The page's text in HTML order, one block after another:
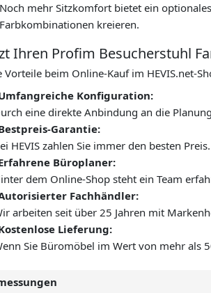
Noch mehr Sitzkomfort bietet ein
Farbkombinationen kreieren.
Ihren Profim Besucherstuhl
Vorteile beim Online-Kauf im HEVIS.net-
Konfiguration:
eine direkte Anbindung an die
Garantie:
HEVIS zahlen Sie immer den besten
Büroplaner:
dem Online-Shop steht ein Team
Fachhändler:
arbeiten seit über 25 Jahren mit
Lieferung:
Sie Büromöbel im Wert von mehr als